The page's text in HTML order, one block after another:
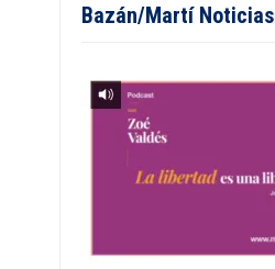
Bazán/Martí Noticias